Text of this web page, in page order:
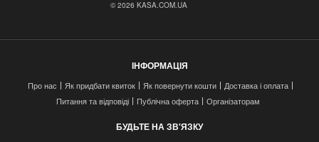
© 2026 KASA.COM.UA
ІНФОРМАЦІЯ
Про нас Як придбати квиток Як повернути кошти
Доставка і оплата
Питання та відповіді
Публічна оферта Організаторам
БУДЬТЕ НА ЗВ'ЯЗКУ